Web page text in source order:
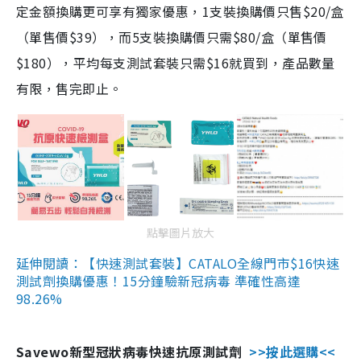
定金額換購更可享有獨家優惠，1支裝換購價只售$20/盒
（單售價$39），而5支裝換購價只需$80/盒（單售價
$180），平均每支測試套裝只需$16就買到，產品數量
有限，售完即止。
點擊圖片放大
延伸閱讀：【快速測試套裝】CATALO全線門市$16快速
測試劑換購優惠！15分鐘驗新冠病毒 準確性高達
98.26%
Savewo新型冠狀病毒快速抗原測試劑 >>按此選購<<